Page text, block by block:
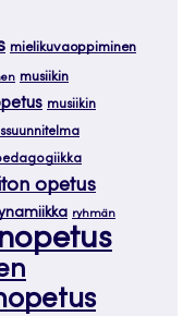
mielikuvaoppiminen
musiikin
musiikin
opetus
ryhmän